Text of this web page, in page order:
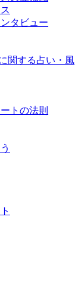
タビュー
関する占い・風
トの法則